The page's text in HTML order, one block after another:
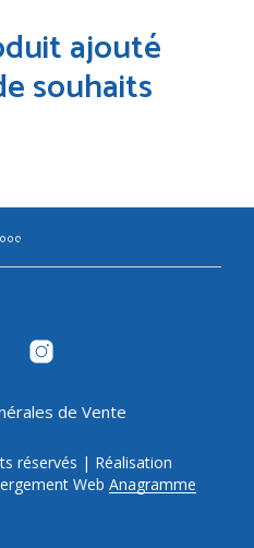
ajouté
souhaits
de Vente
réservés | Réalisation
Web Anagramme